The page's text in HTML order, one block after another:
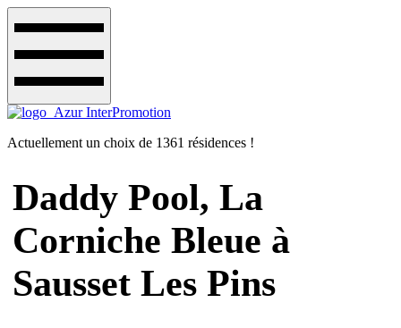
Actuellement un choix de 1361 résidences !
Daddy Pool, La
Corniche Bleue à
Sausset Les Pins